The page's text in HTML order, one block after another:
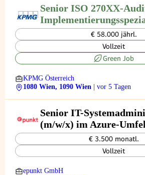
Senior ISO 270XX-
€ 58.000 jährl.
Vollzeit
Green Job
KPMG Österreich
1080 Wien, 1090 Wien
| vor 5 Tagen
Senior IT-
(m/w/x) im Azure-
€ 3.500 monatl.
Vollzeit
epunkt GmbH